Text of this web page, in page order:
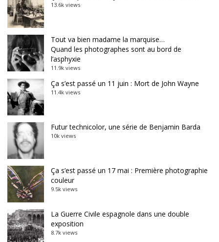
13.6k views
Tout va bien madame la marquise…
Quand les photographes sont au bord de
l’asphyxie
11.9k views
Ça s’est passé un 11 juin : Mort de John Wayne
11.4k views
Futur technicolor, une série de Benjamin Barda
10k views
Ça s’est passé un 17 mai : Première photographie
couleur
9.5k views
La Guerre Civile espagnole dans une double
exposition
8.7k views